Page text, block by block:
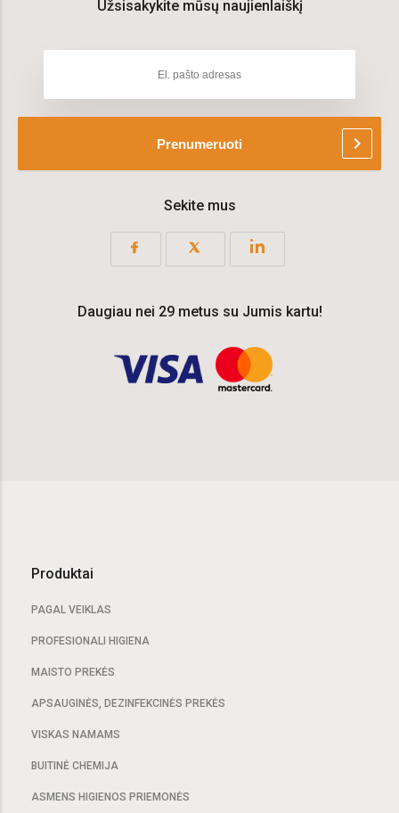
Užsisakykite mūsų naujienlaiškį
Prenumeruoti chevron_right
Sekite mus
Daugiau nei 29 metus su Jumis kartu!
Produktai
PAGAL VEIKLAS
PROFESIONALI HIGIENA
MAISTO PREKĖS
APSAUGINĖS, DEZINFEKCINĖS PREKĖS
VISKAS NAMAMS
BUITINĖ CHEMIJA
ASMENS HIGIENOS PRIEMONĖS